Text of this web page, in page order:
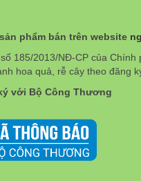
phẩm bán trên website
185/2013/NĐ-CP của
hoa quả, rễ cây theo đăng
với Bộ Công Thương